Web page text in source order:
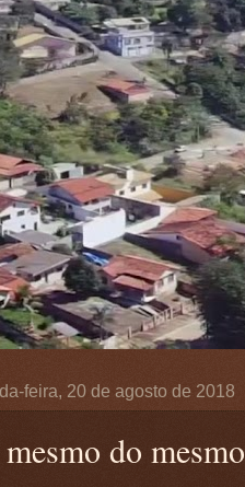
feira, 20 de agosto de 2018
do mesmo